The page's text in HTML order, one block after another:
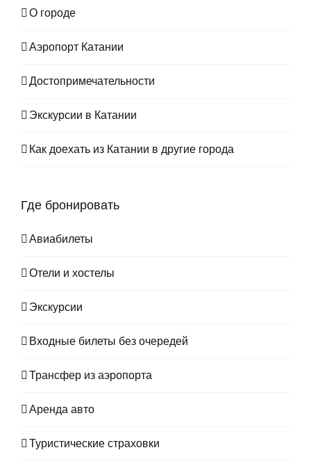
О городе
Аэропорт Катании
Достопримечательности
Экскурсии в Катании
Как доехать из Катании в другие города
Где бронировать
Авиабилеты
Отели и хостелы
Экскурсии
Входные билеты без очередей
Трансфер из аэропорта
Аренда авто
Туристические страховки